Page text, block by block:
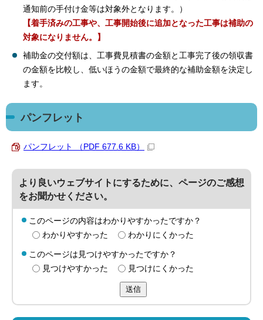
通知前の手付け金等は対象外となります。）
【着手済みの工事や、工事開始後に追加となった工事は補助の
対象になりません。】
補助金の交付額は、工事費見積書の金額と工事完了後の領収書
の金額を比較し、低いほうの金額で最終的な補助金額を決定し
ます。
パンフレット
パンフレット （PDF 677.6 KB）
より良いウェブサイトにするために、ページのご感想
をお聞かせください。
このページの内容はわかりやすかったですか？
わかりやすかった
わかりにくかった
このページは見つけやすかったですか？
見つけやすかった
見つけにくかった
送信